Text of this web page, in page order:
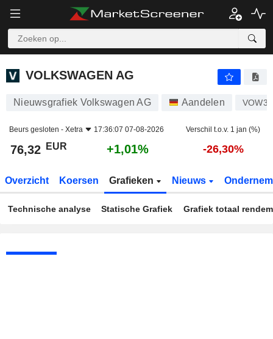
VOLKSWAGEN AG
VOLKSWAGEN AG
Nieuwsgrafiek Volkswagen AG Aandelen VOW3
Beurs gesloten - Xetra 17:36:07 07-08-2026 Verschil t.o.v. 1 jan (%)
76,32 EUR +1,01% -26,30%
Overzicht Koersen Grafieken Nieuws
Technische analyse Statische Grafiek Grafiek totaal